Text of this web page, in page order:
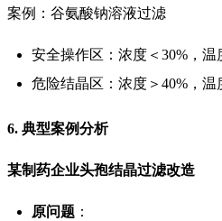
案例：谷氨酸钠溶液过滤
安全操作区：浓度＜30%，
危险结晶区：浓度＞40%，
6. 典型案例分析
某制药企业头孢结晶过滤改造
原问题 ：